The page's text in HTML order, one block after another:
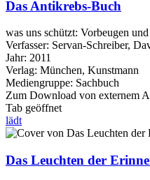
Das Antikrebs-Buch
was uns schützt: Vorbeugen
Verfasser: Servan-Schreiber,
Jahr: 2011
Verlag: München, Kunstmann
Mediengruppe: Sachbuch
Zum Download von externem
Tab geöffnet
lädt
Das Leuchten der